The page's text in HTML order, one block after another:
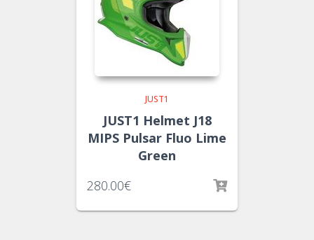
JUST1
JUST1 Helmet J18
MIPS Pulsar Fluo Lime
Green
280.00€